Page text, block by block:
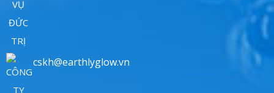
cskh@earthlyglow.vn